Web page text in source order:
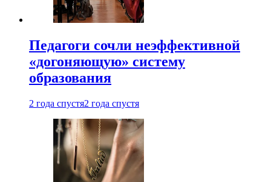
Педагоги сочли неэффективной
«догоняющую» систему
образования
2 года спустя2 года спустя